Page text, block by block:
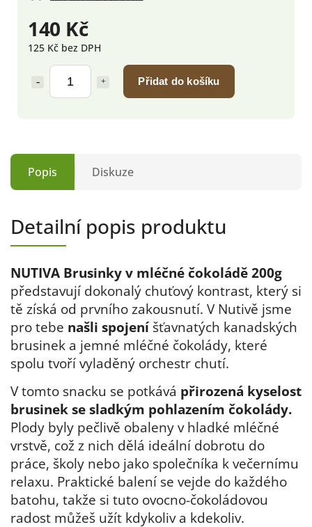
140 Kč
125 Kč bez DPH
Přidat do košíku
Popis Diskuze
Detailní popis produktu
NUTIVA Brusinky v mléčné čokoládě 200g
představují dokonalý chuťový kontrast, který si
tě získá od prvního zakousnutí. V Nutivě jsme
pro tebe našli spojení šťavnatých kanadských
brusinek a jemné mléčné čokolády, které
spolu tvoří vyladěný orchestr chutí.
V tomto snacku se potkává přirozená kyselost
brusinek se sladkým pohlazením čokolády.
Plody byly pečlivě obaleny v hladké mléčné
vrstvě, což z nich dělá ideální dobrotu do
práce, školy nebo jako společníka k večernímu
relaxu. Praktické balení se vejde do každého
batohu, takže si tuto ovocno-čokoládovou
radost můžeš užít kdykoliv a kdekoliv.